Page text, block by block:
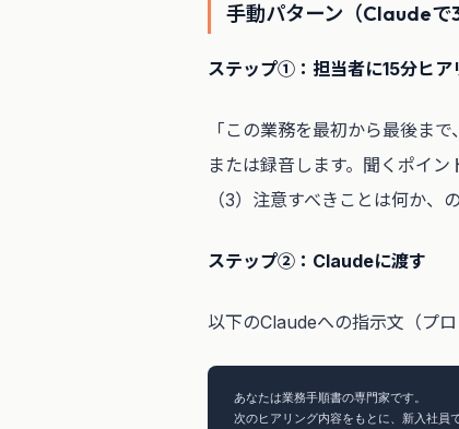
手動パターン（Claudeで
ステップ①：担当者に15分ヒア
「この業務を最初から最後ま
または録音します。聞くポイン
（3）注意すべきことは何か、
ステップ②：Claudeに渡す
以下のClaudeへの指示文（プ
あなたは業務手順書の専門家です。
次のヒアリング内容をもとに、新入社員